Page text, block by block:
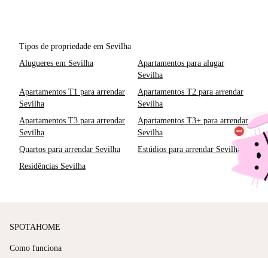
Tipos de propriedade em Sevilha
Alugueres em Sevilha
Apartamentos para alugar
Sevilha
Apartamentos T1 para arrendar
Sevilha
Apartamentos T2 para arrendar
Sevilha
Apartamentos T3 para arrendar
Sevilha
Apartamentos T3+ para arrendar
Sevilha
Quartos para arrendar Sevilha
Estúdios para arrendar Sevilha
Residências Sevilha
SPOTAHOME
Como funciona